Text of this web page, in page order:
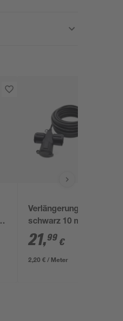
Verlängerungskabel
schwarz 10 m mit 3
Steckdosen
21,99 €
2,20 € / Meter